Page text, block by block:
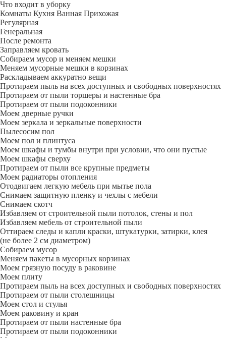
Что входит в уборку
Регу­лярная
Гене­ральная
После ремонта
Заправляем кровать
Собираем мусор и меняем мешки
Меняем мусорные мешки в корзинах
Раскладываем аккуратно вещи
Протираем пыль на всех доступных и свободных поверхностях
Протираем от пыли торшеры и настенные бра
Протираем от пыли подоконники
Моем дверные ручки
Моем зеркала и зеркальные поверхности
Пылесосим пол
Моем пол и плинтуса
Моем шкафы и тумбы внутри при условии, что они пустые
Моем шкафы сверху
Протираем от пыли все крупные предметы
Моем радиаторы отопления
Отодвигаем легкую мебель при мытье пола
Снимаем защитную пленку и чехлы с мебели
Снимаем скотч
Избавляем от строительной пыли потолок, стены и пол
Избавляем мебель от строительной пыли
Оттираем следы и капли краски, штукатурки, затирки, клея
(не более 2 см диаметром)
Собираем мусор
Меняем пакеты в мусорных корзинах
Моем грязную посуду в раковине
Моем плиту
Протираем пыль на всех доступных и свободных поверхностях
Протираем от пыли столешницы
Моем стол и стулья
Моем раковину и кран
Протираем от пыли настенные бра
Протираем от пыли подоконники